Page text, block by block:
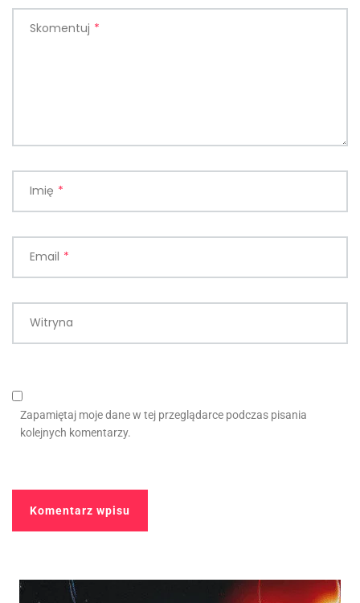
Skomentuj *
Imię *
Email *
Witryna
Zapamiętaj moje dane w tej przeglądarce podczas pisania
kolejnych komentarzy.